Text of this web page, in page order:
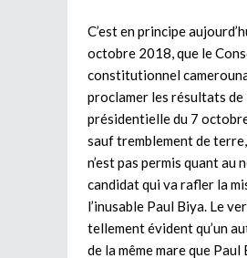
C’est en principe
octobre 2018, que le
constitutionnel
proclamer les résultats de
présidentielle du 7
sauf tremblement de
n’est pas permis quant au
candidat qui va rafler la
l’inusable Paul Biya. Le
tellement évident qu’un
de la même mare que Paul